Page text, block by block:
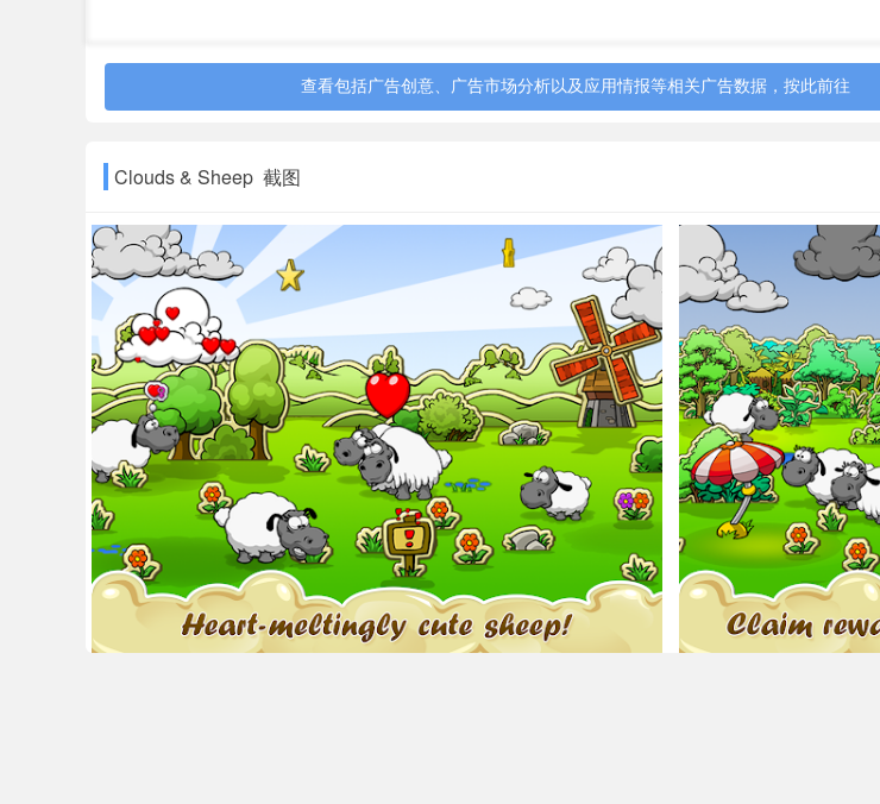
查看包括广告创意、广告市场分析以及应用情报等相关广告数据，按此前往
Clouds & Sheep 截图